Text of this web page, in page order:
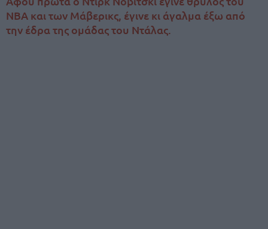
ΝΒΑ και των Μάβερικς, έγινε κι άγαλμα έξω από
την έδρα της ομάδας του Ντάλας.